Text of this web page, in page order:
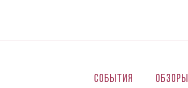
События Обзоры